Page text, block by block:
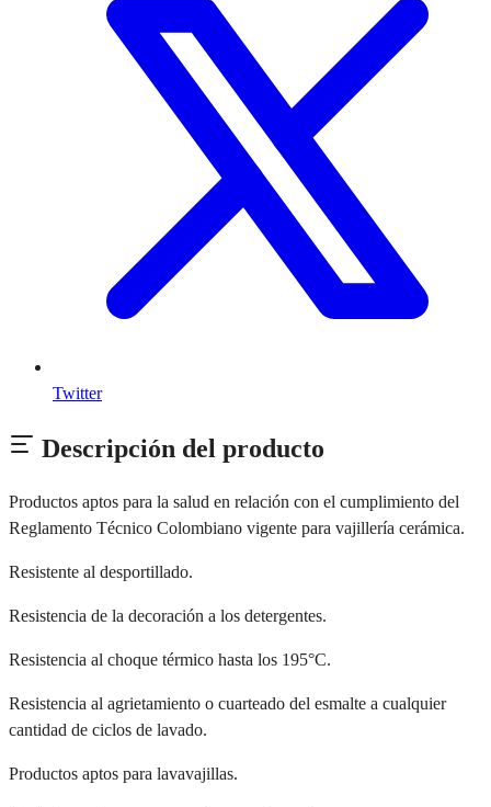
Twitter
Descripción del producto
Productos aptos para la salud en relación con el cumplimiento del
Reglamento Técnico Colombiano vigente para vajillería cerámica.
Resistente al desportillado.
Resistencia de la decoración a los detergentes.
Resistencia al choque térmico hasta los 195°C.
Resistencia al agrietamiento o cuarteado del esmalte a cualquier
cantidad de ciclos de lavado.
Productos aptos para lavavajillas.